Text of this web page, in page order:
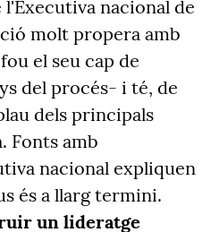
nacional de
molt propera amb
el seu cap de
del procés- i té, de
dels principals
Fonts amb
nacional expliquen
és a llarg termini.
un lideratge